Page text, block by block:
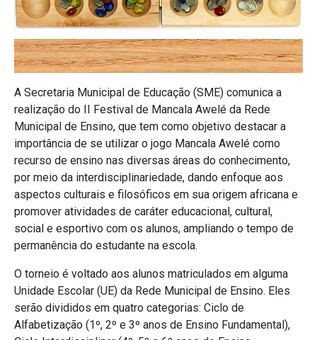
A Secretaria Municipal de Educação (SME) comunica a
realização do II Festival de Mancala Awelé da Rede
Municipal de Ensino, que tem como objetivo destacar a
importância de se utilizar o jogo Mancala Awelé como
recurso de ensino nas diversas áreas do conhecimento,
por meio da interdisciplinariedade, dando enfoque aos
aspectos culturais e filosóficos em sua origem africana e
promover atividades de caráter educacional, cultural,
social e esportivo com os alunos, ampliando o tempo de
permanência do estudante na escola.
O torneio é voltado aos alunos matriculados em alguma
Unidade Escolar (UE) da Rede Municipal de Ensino. Eles
serão divididos em quatro categorias: Ciclo de
Alfabetização (1º, 2º e 3º anos de Ensino Fundamental),